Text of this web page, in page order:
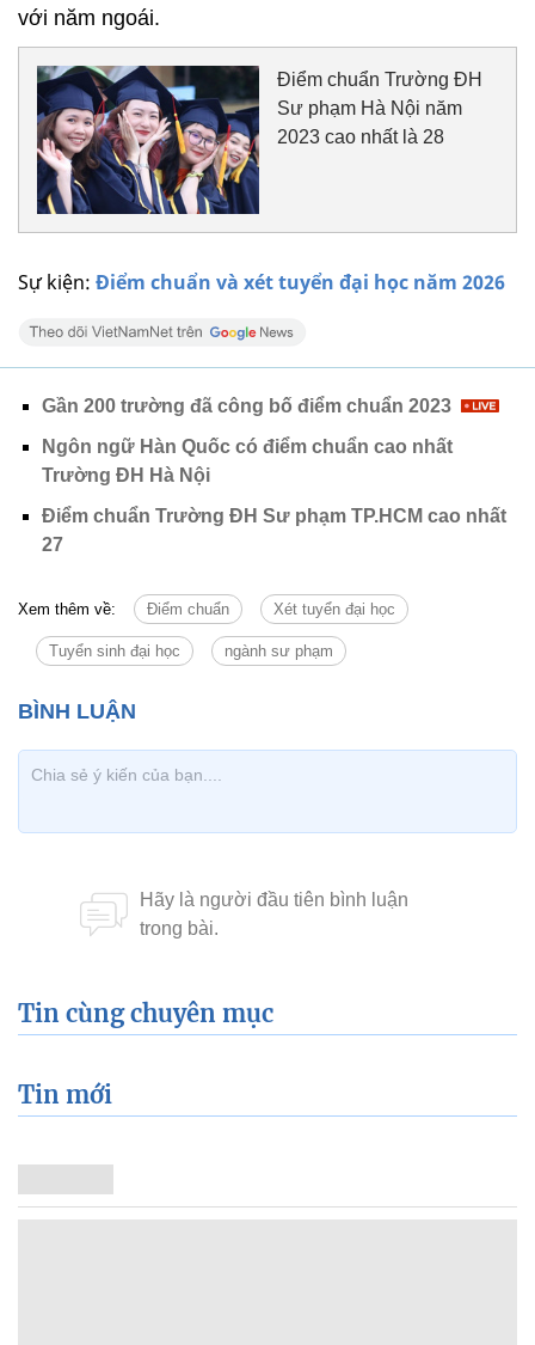
Sự kiện: Điểm chuẩn và xét tuyển đại học năm 2026
với năm ngoái.
Điểm chuẩn Trường ĐH
Sư phạm Hà Nội năm
2023 cao nhất là 28
Gần 200 trường đã công bố điểm chuẩn 2023
Ngôn ngữ Hàn Quốc có điểm chuẩn cao nhất
Trường ĐH Hà Nội
Điểm chuẩn Trường ĐH Sư phạm TP.HCM cao nhất
27
Xem thêm về: Điểm chuẩn Xét tuyển đại học
Tuyển sinh đại học ngành sư phạm
Tin cùng chuyên mục
Tin mới